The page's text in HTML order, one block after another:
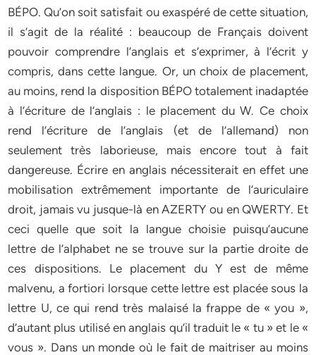
BÉPO. Qu’on soit satisfait ou exaspéré de cette situation,
il s’agit de la réalité : beaucoup de Français doivent
pouvoir comprendre l’anglais et s’exprimer, à l’écrit y
compris, dans cette langue. Or, un choix de placement,
au moins, rend la disposition BÉPO totalement inadaptée
à l’écriture de l’anglais : le placement du W. Ce choix
rend l’écriture de l’anglais (et de l’allemand) non
seulement très laborieuse, mais encore tout à fait
dangereuse. Écrire en anglais nécessiterait en effet une
mobilisation extrêmement importante de l’auriculaire
droit, jamais vu jusque-là en AZERTY ou en QWERTY. Et
ceci quelle que soit la langue choisie puisqu’aucune
lettre de l’alphabet ne se trouve sur la partie droite de
ces dispositions. Le placement du Y est de même
malvenu, a fortiori lorsque cette lettre est placée sous la
lettre U, ce qui rend très malaisé la frappe de « you »,
d’autant plus utilisé en anglais qu’il traduit le « tu » et le «
vous ». Dans un monde où le fait de maitriser au moins